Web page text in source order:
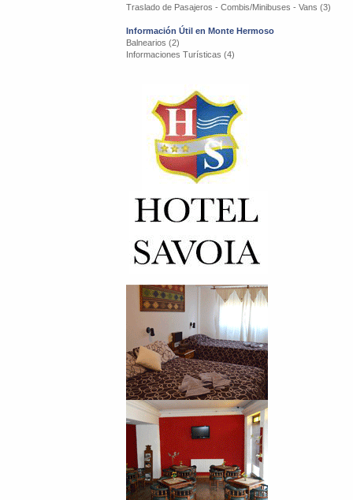
Traslado de Pasajeros - Combis/Minibuses - Vans (3)
Información Útil en Monte Hermoso
Balnearios (2)
Informaciones Turísticas (4)